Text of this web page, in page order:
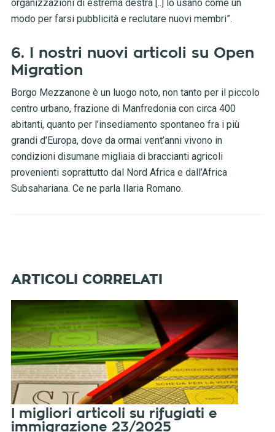
organizzazioni di estrema destra [..] lo usano come un
modo per farsi pubblicità e reclutare nuovi membri”.
6. I nostri nuovi articoli su Open
Migration
Borgo Mezzanone è un luogo noto, non tanto per il piccolo
centro urbano, frazione di Manfredonia con circa 400
abitanti, quanto per l’insediamento spontaneo fra i più
grandi d’Europa, dove da ormai vent’anni vivono in
condizioni disumane migliaia di braccianti agricoli
provenienti soprattutto dal Nord Africa e dall’Africa
Subsahariana. Ce ne parla Ilaria Romano.
I migliori articoli su rifugiati e
immigrazione 23/2025